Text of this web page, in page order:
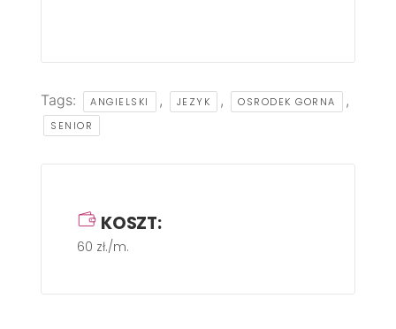
Tags: ANGIELSKI , JEZYK , OSRODEK GORNA ,
SENIOR
KOSZT:
60 zł./m.